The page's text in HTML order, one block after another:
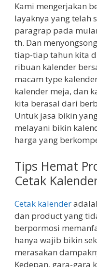
Kami mengerjakan
layaknya yang telah
paragrap pada
th. Dan
tiap-tiap tahun kita
ribuan kalender
macam type
kalender meja, dan
kita berasal dari
Untuk jasa bikin
melayani bikin
harga yang
Tips Hemat
Cetak
Cetak kalender
dan product yang
berpormosi
hanya wajib bikin
merasakan
Kedepan. gara-gara